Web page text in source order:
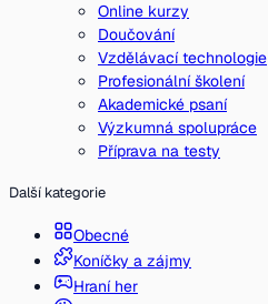
Online kurzy
Doučování
Vzdělávací technologie
Profesionální školení
Akademické psaní
Výzkumná spolupráce
Příprava na testy
Další kategorie
Obecné
Koníčky a zájmy
Hraní her